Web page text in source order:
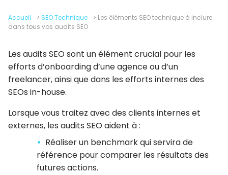
Accueil > SEO Technique > Les éléments SEO technique à inclure
dans tous vos audits SEO
Les audits SEO sont un élément crucial pour les
efforts d’onboarding d’une agence ou d’un
freelancer, ainsi que dans les efforts internes des
SEOs in-house.
Lorsque vous traitez avec des clients internes et
externes, les audits SEO aident à :
Réaliser un benchmark qui servira de
référence pour comparer les résultats des
futures actions.